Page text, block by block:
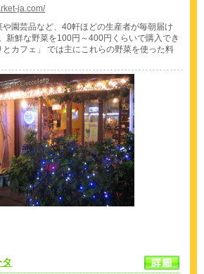
ja.com/
園芸品など、40軒ほどの生産者が毎朝届け
新鮮な野菜を100円～400円くらいで購入でき
とカフェ」 では主にこれらの野菜を使った料